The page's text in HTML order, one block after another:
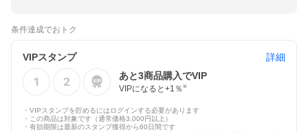
条件達成でおトク
VIPスタンプ
詳細
あと3商品購入でVIP
VIPになると+1 ％ ※
・VIPスタンプを貯めるにはログインする必要があります
・この商品は対象です（通常価格3,000円以上）
・有効期限は最新のスタンプ獲得から60日間です